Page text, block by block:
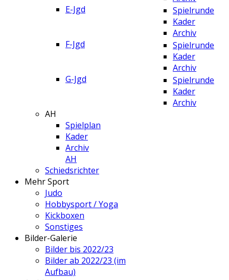
E-Jgd
Spielrunde
Kader
Archiv
F-Jgd
Spielrunde
Kader
Archiv
G-Jgd
Spielrunde
Kader
Archiv
AH
Spielplan
Kader
Archiv
AH
Schiedsrichter
Mehr Sport
Judo
Hobbysport / Yoga
Kickboxen
Sonstiges
Bilder-Galerie
Bilder bis 2022/23
Bilder ab 2022/23 (im
Aufbau)